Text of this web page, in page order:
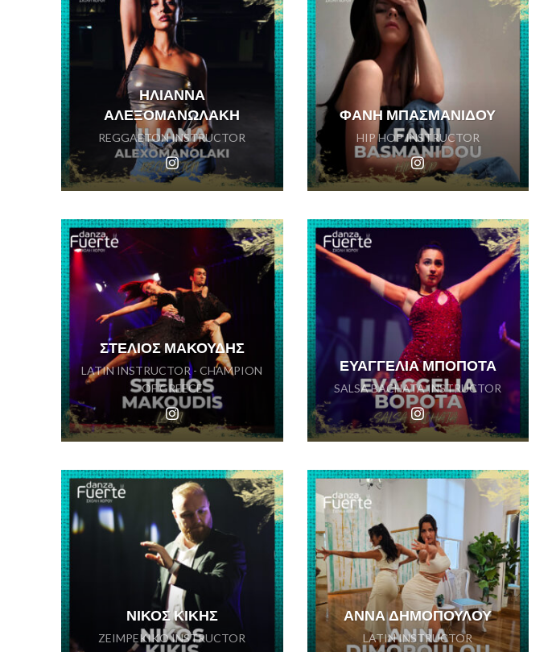
ΗΛΙΑΝΝΑ
ΑΛΕΞΟΜΑΝΩΛΑΚΗ
REGGAETON INSTRUCTOR
ΣΤΕΛΙΟΣ ΜΑΚΟΥΔΗΣ
LATIN INSTRUCTOR - CHAMPION
OF GREECE
ΝΙΚΟΣ ΚΙΚΗΣ
ZEIMPEKIKO INSTRUCTOR
ΦΑΝΗ ΜΠΑΣΜΑΝΙΔΟΥ
HIP HOP INSTRUCTOR
ΕΥΑΓΓΕΛΙΑ ΜΠΟΠΟΤΑ
SALSA BACHATA INSTRUCTOR
ΑΝΝΑ ΔΗΜΟΠΟΥΛΟΥ
LATIN INSTRUCTOR